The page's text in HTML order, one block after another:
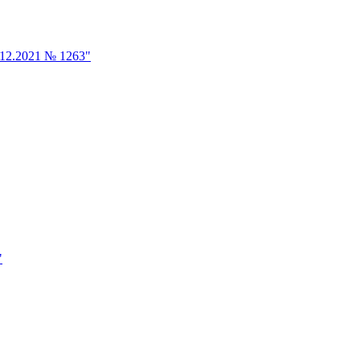
№ 1263"